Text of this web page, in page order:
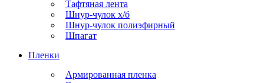
Тафтяная лента
Шнур-чулок х/б
Шнур-чулок полиэфирный
Шпагат
Пленки
Армированная пленка